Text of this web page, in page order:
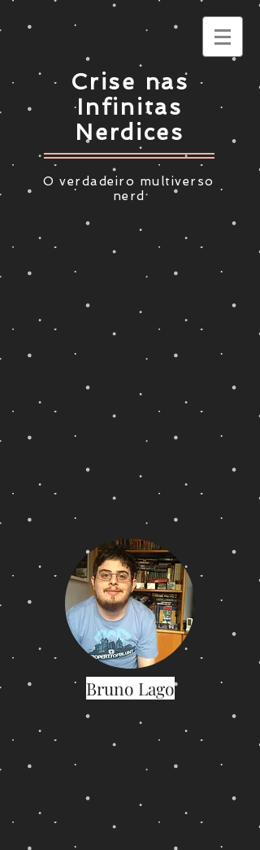
Crise nas
Infinitas
Nerdices
O verdadeiro multiverso
nerd
Bruno Lago